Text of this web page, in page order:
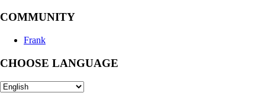
COMMUNITY
Frank
CHOOSE LANGUAGE